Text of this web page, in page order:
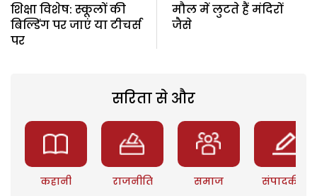
शिक्षा विशेष: स्कूलों की
बिल्डिंग पर जाएं या टीचर्स
पर
मौल में लुटते हैं मंदिरों
जैसे
सरिता से और
कहानी राजनीति समाज संपादकीय